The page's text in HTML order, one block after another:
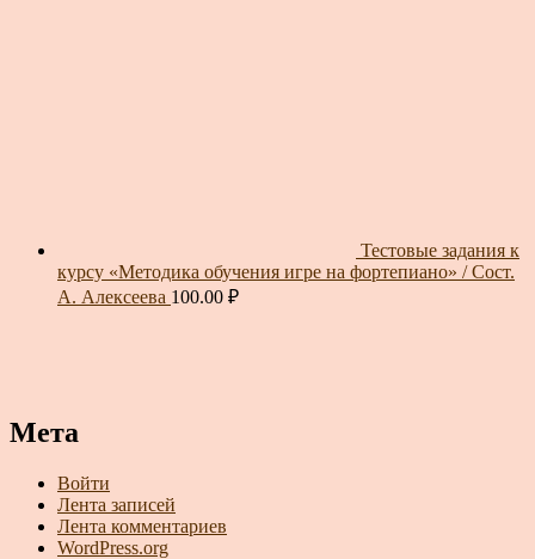
Тестовые задания к
курсу «Методика обучения игре на фортепиано» / Сост.
А. Алексеева 100.00 ₽
Мета
Войти
Лента записей
Лента комментариев
WordPress.org